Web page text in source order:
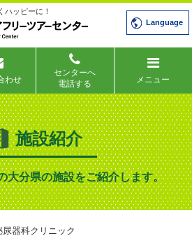
ハッピーに！
Language
わせ
センターへ
電話する
メニュー
施設紹介
大分県の施設をご紹介します。
器科クリニック